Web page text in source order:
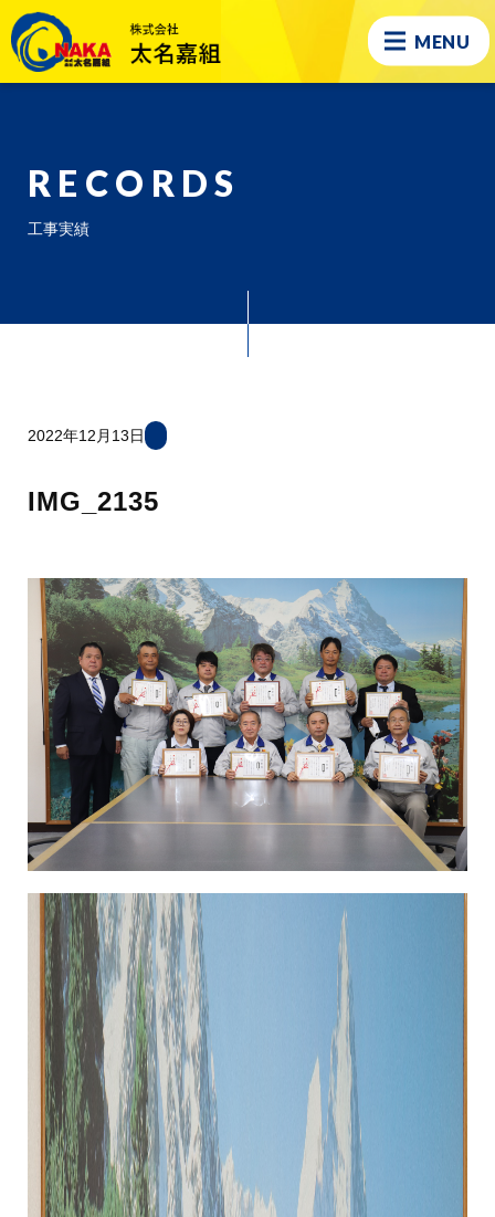
MENU
RECORDS
工事実績
2022年12月13日
IMG_2135